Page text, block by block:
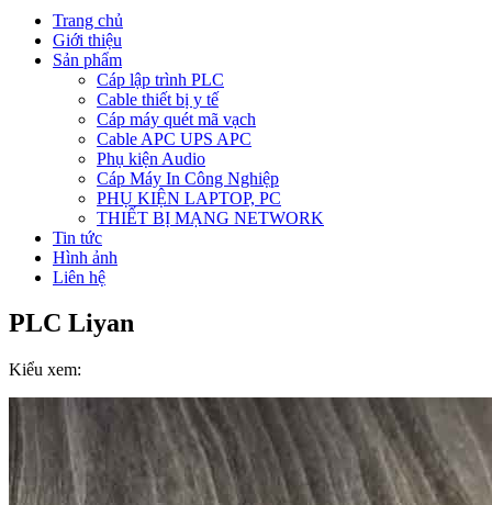
Trang chủ
Giới thiệu
Sản phẩm
Cáp lập trình PLC
Cable thiết bị y tế
Cáp máy quét mã vạch
Cable APC UPS APC
Phụ kiện Audio
Cáp Máy In Công Nghiệp
PHỤ KIỆN LAPTOP, PC
THIẾT BỊ MẠNG NETWORK
Tin tức
Hình ảnh
Liên hệ
PLC Liyan
Kiểu xem: